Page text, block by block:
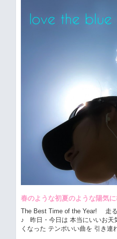
春のような初夏のような陽気
The Best Time of the Year! 走
♪
昨日・今日は 本当にいいお天
くなった テンポいい曲を 引き連